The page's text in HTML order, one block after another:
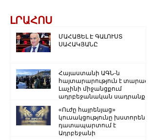
ԼՐԱՀՈՍ
ՄԱՀԱՑԵԼ Է ԳԱԼՈՒՍՏ
ՍԱՀԱԿՅԱՆԸ
Հայաստանի ԱԳՆ-ն
հայտարարություն է տարածել
Լաչինի միջանցքում
ադրբեջանական սադրանքի
«Ուժը հայրենյաց»
կուսակցությունը խստորեն
դատապարտում է
Ադրբեջանի